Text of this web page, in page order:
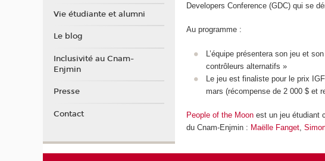
Developers Conference (GDC) qui se
Au programme :
L’équipe présentera son jeu et
contrôleurs alternatifs »
Le jeu est finaliste pour le prix
mars (récompense de 2 000 $ et
People of the Moon est un jeu étudiant
du Cnam-Enjmin : Maëlle Fanget,
Vie étudiante et alumni
Le blog
Inclusivité au Cnam-
Enjmin
Presse
Contact